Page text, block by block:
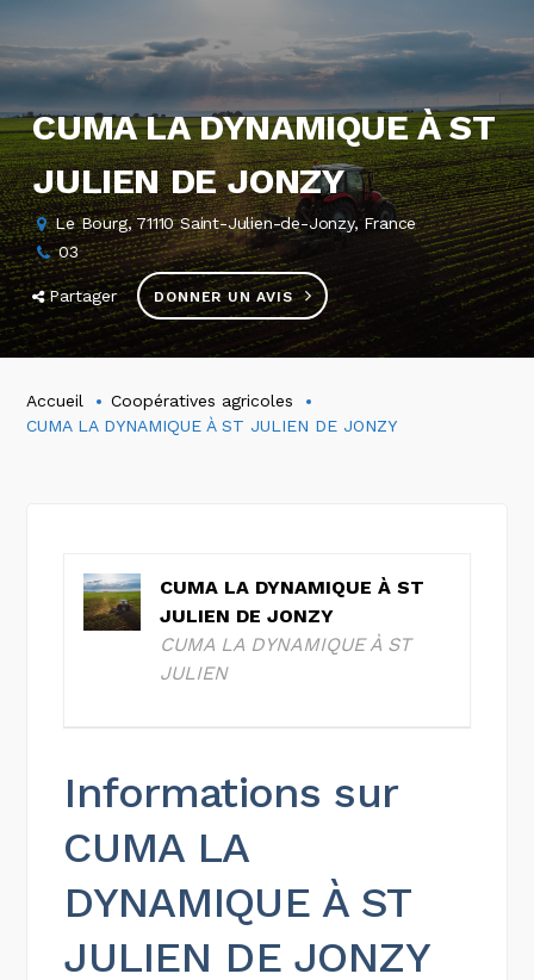
CUMA LA DYNAMIQUE À ST
JULIEN DE JONZY
Le Bourg, 71110 Saint-Julien-de-Jonzy, France
03
Partager DONNER UN AVIS
Accueil
Coopératives agricoles
CUMA LA DYNAMIQUE À ST JULIEN DE JONZY
CUMA LA DYNAMIQUE À ST
JULIEN DE JONZY
CUMA LA DYNAMIQUE À ST
JULIEN
Informations sur
CUMA LA
DYNAMIQUE À ST
JULIEN DE JONZY